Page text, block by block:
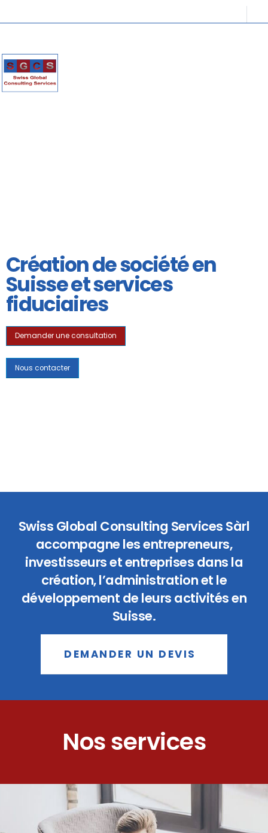
Création de société en
Suisse et services
fiduciaires
Demander une consultation
Nous contacter
Swiss Global Consulting Services Sàrl
accompagne les entrepreneurs,
investisseurs et entreprises dans la
création, l’administration et le
développement de leurs activités en
Suisse.
DEMANDER UN DEVIS
Nos services